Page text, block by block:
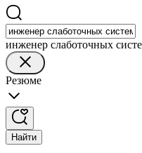
инженер слаботочных
Резюме
Найти